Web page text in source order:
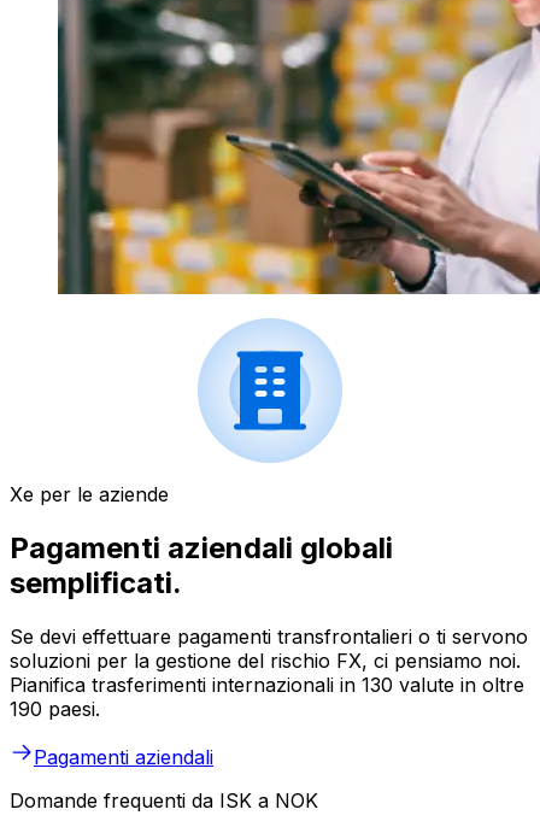
Xe per le aziende
Pagamenti aziendali globali
semplificati.
Se devi effettuare pagamenti transfrontalieri o ti servono
soluzioni per la gestione del rischio FX, ci pensiamo noi.
Pianifica trasferimenti internazionali in 130 valute in oltre
190 paesi.
Pagamenti aziendali
Domande frequenti da ISK a NOK